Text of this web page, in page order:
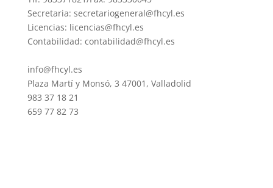
Secretaria: secretariogeneral@fhcyl.es
Licencias: licencias@fhcyl.es
Contabilidad: contabilidad@fhcyl.es
info@fhcyl.es
Plaza Martí y Monsó, 3 47001, Valladolid
983 37 18 21
659 77 82 73